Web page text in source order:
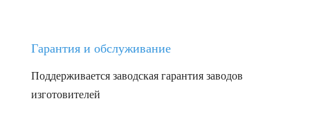
Гарантия и обслуживание
Поддерживается заводская гарантия заводов
изготовителей